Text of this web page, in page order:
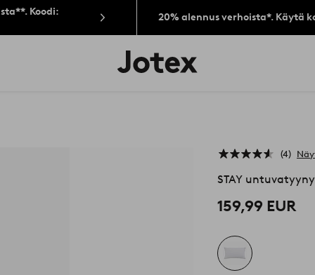
Koodi: 20% alennus verhoista*. Käytä
Jotex-
logo
4
STAY
159,99 EUR